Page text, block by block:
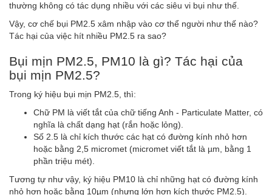
thường không có tác dụng nhiều với các siêu vi bụi như thế.
Vậy, cơ chế bụi PM2.5 xâm nhập vào cơ thể người như thế nào?
Tác hại của việc hít nhiều PM2.5 ra sao?
Bụi mịn PM2.5, PM10 là gì? Tác hại của
bụi mịn PM2.5?
Trong ký hiệu bụi mịn PM2.5, thì:
Chữ PM là viết tắt của chữ tiếng Anh - Particulate Matter, có
nghĩa là chất dạng hạt (rắn hoặc lỏng).
Số 2.5 là chỉ kích thước các hạt có đường kính nhỏ hơn
hoặc bằng 2,5 micromet (micromet viết tắt là µm, bằng 1
phần triệu mét).
Tương tự như vậy, ký hiệu PM10 là chỉ những hạt có đường kính
nhỏ hơn hoặc bằng 10µm (nhưng lớn hơn kích thước PM2.5).